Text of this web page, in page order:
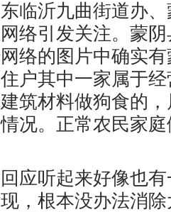
沂九曲街道办、
络引发关注。蒙
络的图片中确实
户其中一家属于
筑材料做狗食的
况。正常农民家
听起来好像也有
，根本没办法消